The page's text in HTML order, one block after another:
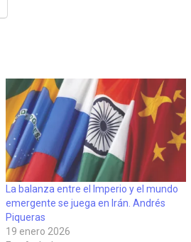
La balanza entre el Imperio y el mundo
emergente se juega en Irán. Andrés
Piqueras
19 enero 2026